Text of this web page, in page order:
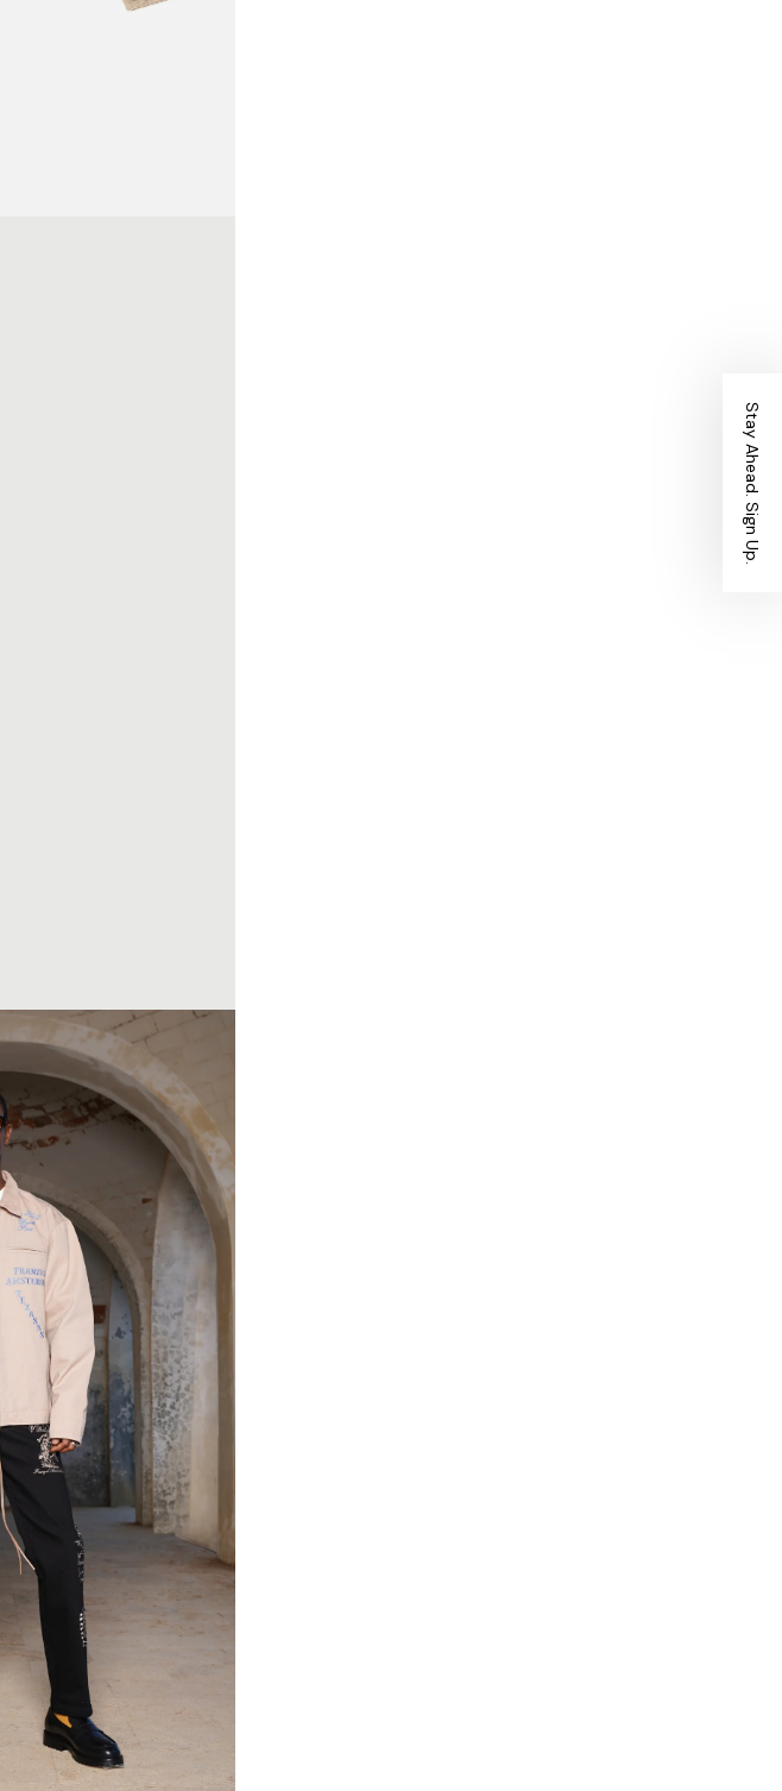
Stay Ahead. Sign Up.